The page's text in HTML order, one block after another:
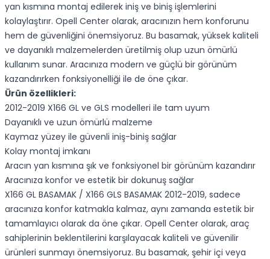
yan kısmına montaj edilerek iniş ve biniş işlemlerini
kolaylaştırır. Opell Center olarak, aracınızın hem konforunu
hem de güvenliğini önemsiyoruz. Bu basamak, yüksek kaliteli
ve dayanıklı malzemelerden üretilmiş olup uzun ömürlü
kullanım sunar. Aracınıza modern ve güçlü bir görünüm
kazandırırken fonksiyonelliği ile de öne çıkar.
Ürün özellikleri:
2012-2019 X166 GL ve GLS modelleri ile tam uyum
Dayanıklı ve uzun ömürlü malzeme
Kaymaz yüzey ile güvenli iniş-biniş sağlar
Kolay montaj imkanı
Aracın yan kısmına şık ve fonksiyonel bir görünüm kazandırır
Aracınıza konfor ve estetik bir dokunuş sağlar
X166 GL BASAMAK / X166 GLS BASAMAK 2012-2019, sadece
aracınıza konfor katmakla kalmaz, aynı zamanda estetik bir
tamamlayıcı olarak da öne çıkar. Opell Center olarak, araç
sahiplerinin beklentilerini karşılayacak kaliteli ve güvenilir
ürünleri sunmayı önemsiyoruz. Bu basamak, şehir içi veya